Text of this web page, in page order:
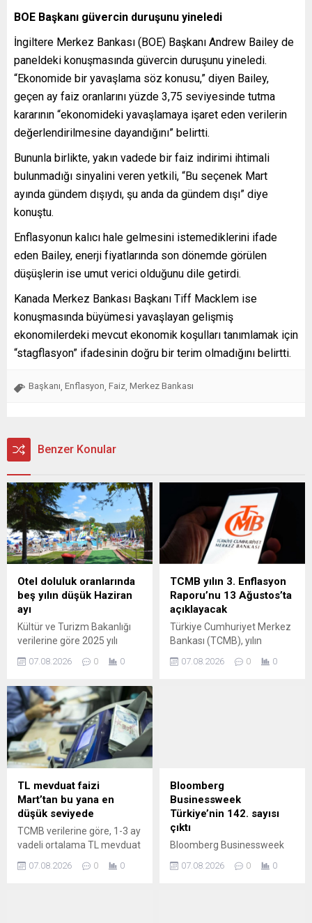
BOE Başkanı güvercin duruşunu yineledi
İngiltere Merkez Bankası (BOE) Başkanı Andrew Bailey de
paneldeki konuşmasında güvercin duruşunu yineledi.
“Ekonomide bir yavaşlama söz konusu,” diyen Bailey,
geçen ay faiz oranlarını yüzde 3,75 seviyesinde tutma
kararının “ekonomideki yavaşlamaya işaret eden verilerin
değerlendirilmesine dayandığını” belirtti.
Bununla birlikte, yakın vadede bir faiz indirimi ihtimali
bulunmadığı sinyalini veren yetkili, “Bu seçenek Mart
ayında gündem dışıydı, şu anda da gündem dışı” diye
konuştu.
Enflasyonun kalıcı hale gelmesini istemediklerini ifade
eden Bailey, enerji fiyatlarında son dönemde görülen
düşüşlerin ise umut verici olduğunu dile getirdi.
Kanada Merkez Bankası Başkanı Tiff Macklem ise
konuşmasında büyümesi yavaşlayan gelişmiş
ekonomilerdeki mevcut ekonomik koşulları tanımlamak için
“stagflasyon” ifadesinin doğru bir terim olmadığını belirtti.
Başkanı Enflasyon Faiz Merkez Bankası
Benzer Konular
Otel doluluk oranlarında
beş yılın düşük Haziran
ayı
Kültür ve Turizm Bakanlığı
verilerine göre 2025 yılı
olan doluluk oranı bu yılın
olarak kaydedildi.
07.08.2026 0 0
TCMB yılın 3. Enflasyon
Raporu’nu 13 Ağustos’ta
açıklayacak
Türkiye Cumhuriyet Merkez
Bankası (TCMB), yılın
13 Ağustos'ta İstanbul
07.08.2026 0 0
TL mevduat faizi
Mart’tan bu yana en
düşük seviyede
TCMB verilerine göre, 1-3 ay
vadeli ortalama TL mevduat
yüzde 39,6'ya düşerek Mart
07.08.2026 0 0
Bloomberg
Businessweek
Türkiye’nin 142. sayısı
çıktı
Bloomberg Businessweek
'Yapay Zekâ Çağında
07.08.2026 0 0